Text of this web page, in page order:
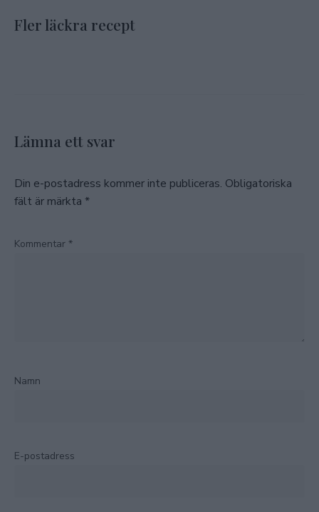
Fler läckra recept
Lämna ett svar
Din e-postadress kommer inte publiceras. Obligatoriska
fält är märkta *
Kommentar *
Namn
E-postadress